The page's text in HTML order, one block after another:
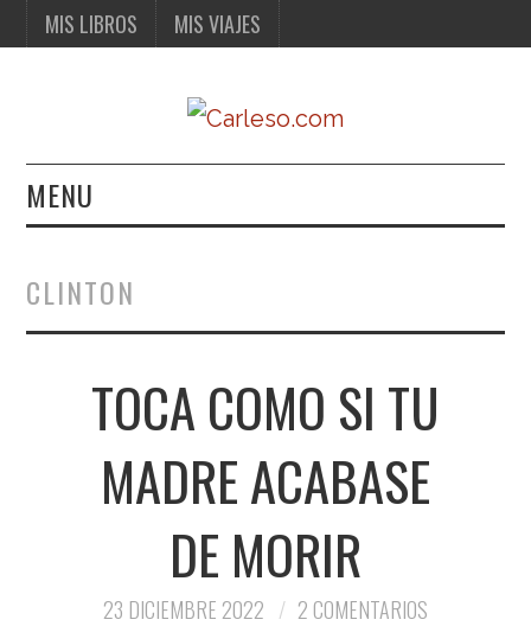
MIS LIBROS MIS VIAJES
MENU
MIS VIAJES
CLINTON
TOCA COMO SI TU
MADRE ACABASE
DE MORIR
23 DICIEMBRE 2022 2 COMENTARIOS